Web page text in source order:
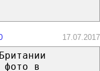
17.07.2017
фото в